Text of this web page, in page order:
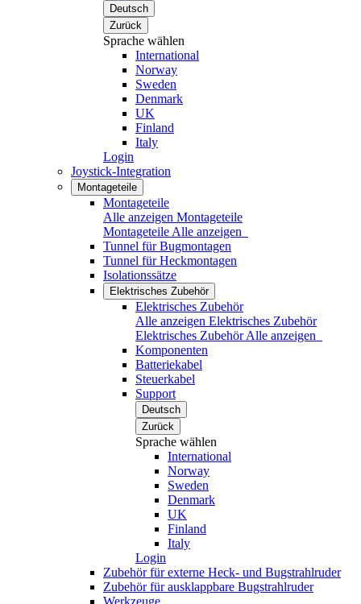
Deutsch
Zurück
Sprache wählen
International
Norway
Sweden
Denmark
UK
Finland
Italy
Login
Joystick-Integration
Montageteile
Montageteile
Alle anzeigen Montageteile
Montageteile Alle anzeigen
Tunnel für Bugmontagen
Tunnel für Heckmontagen
Isolationssätze
Elektrisches Zubehör
Elektrisches Zubehör
Alle anzeigen Elektrisches Zubehör
Elektrisches ZubehörAlle anzeigen
Komponenten
Batteriekabel
Steuerkabel
Support
Deutsch
Zurück
Sprache wählen
International
Norway
Sweden
Denmark
UK
Finland
Italy
Login
Zubehör für externe Heck- und Bugstrahlruder
Zubehör für ausklappbare Bugstrahlruder
Werkzeuge